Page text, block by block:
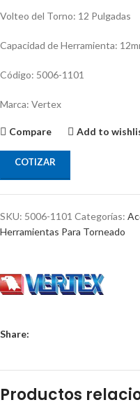
Volteo del Torno: 12 Pulgadas
Capacidad de Herramienta:
Código: 5006-1101
Marca: Vertex
Compare Add to
COTIZAR
SKU: 5006-1101 Categorías:
Herramientas Para Torneado
Share:
Productos